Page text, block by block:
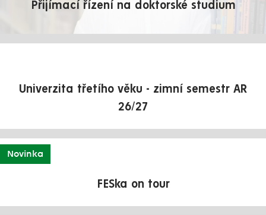
Přijímací řízení na doktorské studium
Univerzita třetího věku - zimní semestr AR
26/27
Novinka
FESka on tour